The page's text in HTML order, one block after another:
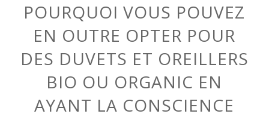
POURQUOI VOUS POUVEZ
EN OUTRE OPTER POUR
DES DUVETS ET OREILLERS
BIO OU ORGANIC EN
AYANT LA CONSCIENCE